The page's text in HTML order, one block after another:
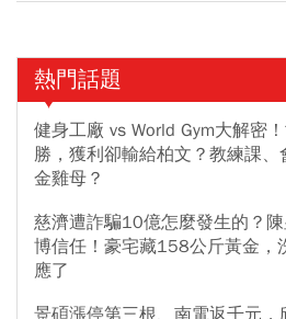
熱門話題
健身工廠 vs World Gym大解密
勝，獲利卻輸給柏文？教練課
金雞母？
慈濟遭詐騙10億怎麼發生的？
博信任！豪宅藏158公斤黃金，
應了